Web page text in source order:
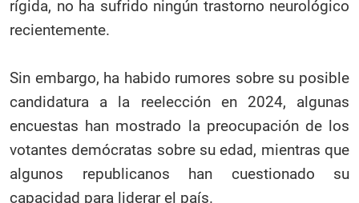
rígida, no ha sufrido ningún trastorno neurológico
recientemente.
Sin embargo, ha habido rumores sobre su posible
candidatura a la reelección en 2024, algunas
encuestas han mostrado la preocupación de los
votantes demócratas sobre su edad, mientras que
algunos republicanos han cuestionado su
capacidad para liderar el país.